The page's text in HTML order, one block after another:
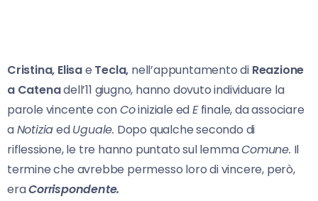
Cristina, Elisae Tecla, nell’appuntamento di Reazione
a Catenadell’11 giugno, hanno dovuto individuare la
parole vincente conCoiniziale edEfinale, da associare
aNotiziaedUguale. Dopo qualche secondo di
riflessione, le tre hanno puntato sul lemmaComune. Il
termine che avrebbe permesso loro di vincere, però,
eraCorrispondente.